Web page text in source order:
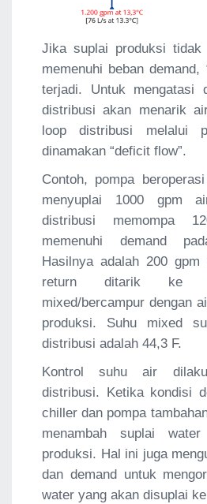
Jika suplai produksi tidak
memenuhi beban demand,
terjadi. Untuk mengatasi
distribusi akan menarik
loop distribusi melalui
dinamakan “deficit flow”.
Contoh, pompa
menyuplai 1000 gpm
distribusi memompa
memenuhi demand
Hasilnya adalah 200
return ditarik ke
mixed/bercampur dengan
produksi. Suhu mixed
distribusi adalah 44,3 F.
Kontrol suhu air
distribusi. Ketika kondisi
chiller dan pompa
menambah suplai
produksi. Hal ini juga
dan demand untuk
water yang akan disuplai